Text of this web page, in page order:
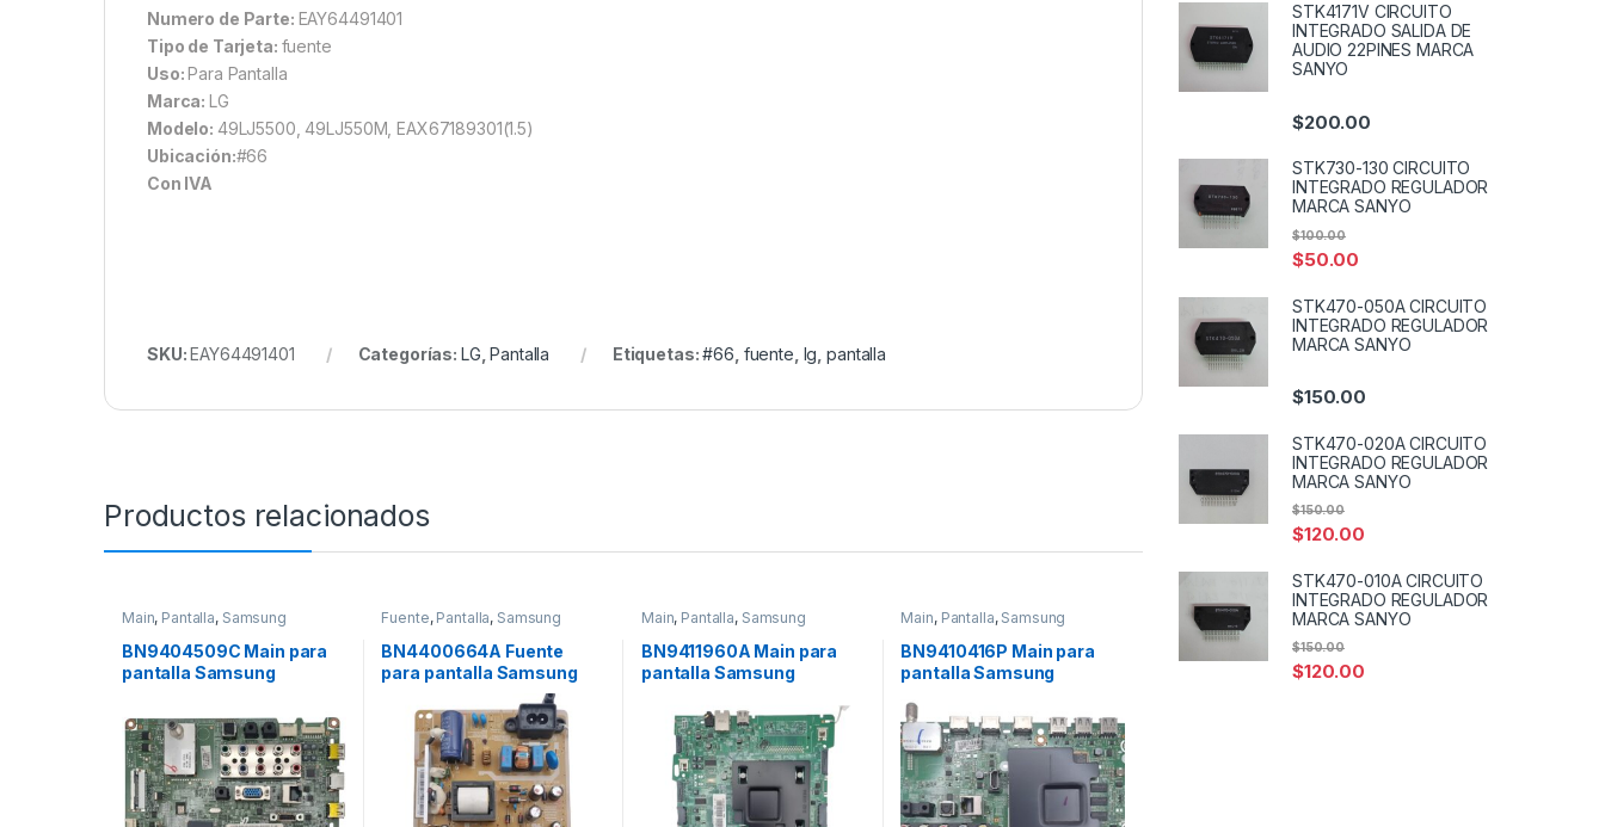
Numero de Parte: EAY64491401
Tipo de Tarjeta: fuente
Uso:Para Pantalla
Marca:LG
Modelo: 49LJ5500, 49LJ550M, EAX67189301(1.5)
Ubicación:#66
Con IVA
SKU:EAY64491401 Categorías: LG ,Pantalla Etiquetas:#66 fuente lg ,pantalla
Productos relacionados
Main, Pantalla, Samsung
BN9404509C Main para
pantalla Samsung
Fuente, Pantalla, Samsung
BN4400664A Fuente
para pantalla Samsung
Modelo: UN32EH4003,
UN32FH4005
Main, Pantalla, Samsung
BN9411960A Main para
pantalla Samsung
Main, Pantalla, Samsung
BN9410416P Main para
pantalla Samsung
UN60J6350AFXZX
STK4171V CIRCUITO
INTEGRADO SALIDA DE
AUDIO 22PINES MARCA
SANYO
$200.00
STK730-130 CIRCUITO
INTEGRADO REGULADOR
MARCA SANYO
$50.00
$100.00
STK470-050A CIRCUITO
INTEGRADO REGULADOR
MARCA SANYO
$150.00
STK470-020A CIRCUITO
INTEGRADO REGULADOR
MARCA SANYO
$120.00
$150.00
STK470-010A CIRCUITO
INTEGRADO REGULADOR
MARCA SANYO
$120.00
$150.00